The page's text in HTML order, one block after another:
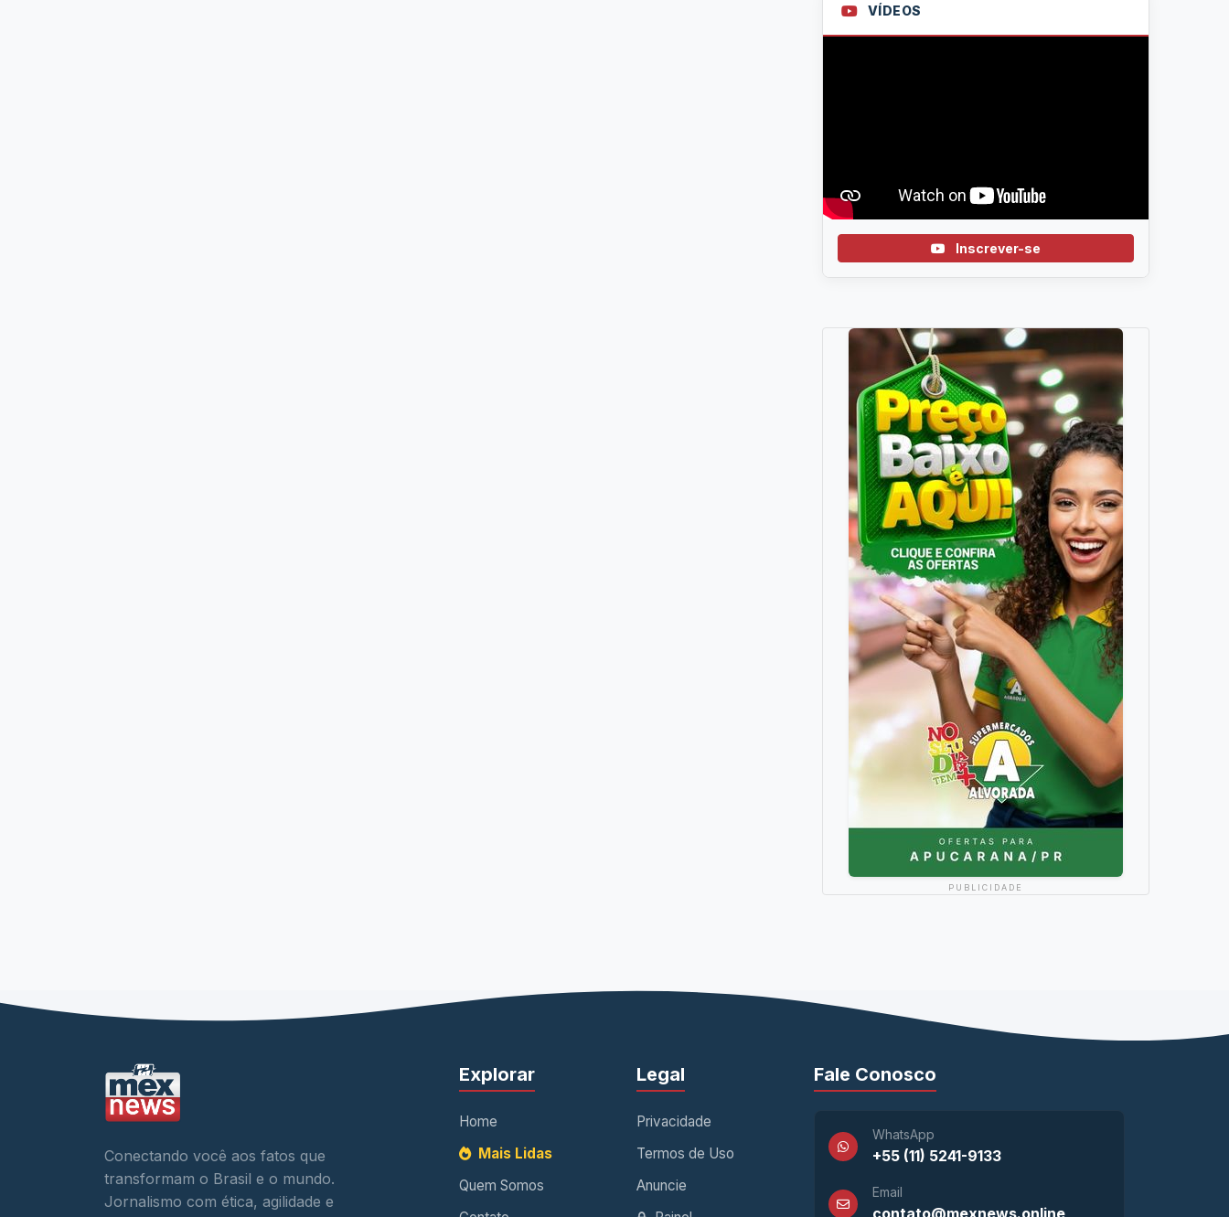
VÍDEOS
Inscrever-se
PUBLICIDADE
Conectando você aos fatos que
transformam o Brasil e o mundo.
Jornalismo com ética, agilidade e
Explorar
Home
Mais Lidas
Quem Somos
Legal
Privacidade
Termos de Uso
Anuncie
Fale Conosco
WhatsApp
+55 (11) 5241-9133
Email